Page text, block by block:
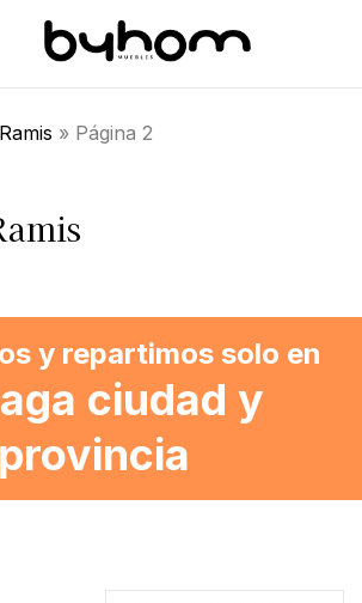
» Página 2
y repartimos solo en
ciudad y
provincia